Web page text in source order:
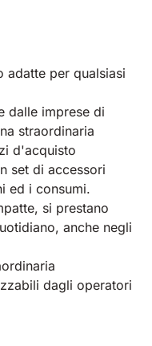
m²/h
m²/h
m²/h
m²/h
m²/h
m²/h
adatte per qualsiasi
dalle imprese di
straordinaria
d'acquisto
set di accessori
ed i consumi.
si prestano
anche negli
dagli operatori